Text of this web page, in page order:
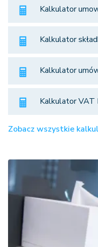
Kalkulator
Kalkulator
Kalkulator
Kalkulator
Zobacz wszystkie